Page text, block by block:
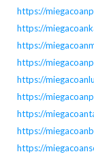
https://
https://
https://
https://
https://
https://
https://
https://
https://